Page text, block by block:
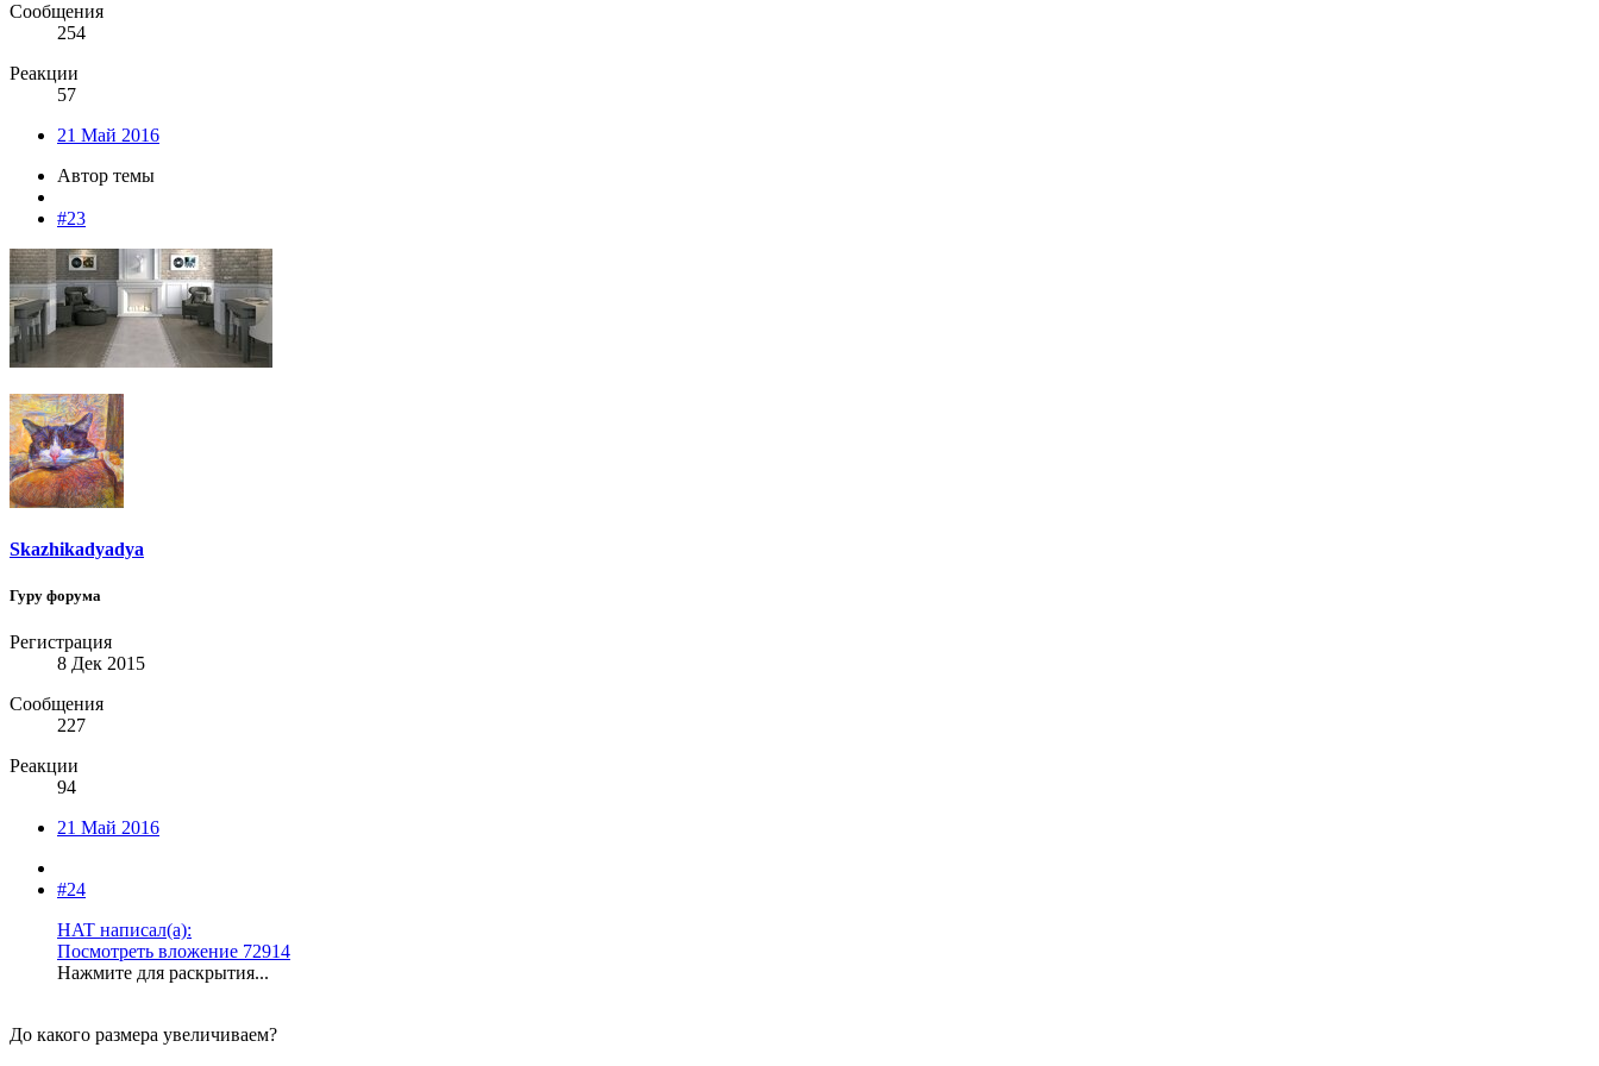
Сообщения
254
Реакции
57
21 Май 2016
Автор темы
#23
Skazhikadyadya
Гуру форума
Регистрация
8 Дек 2015
Сообщения
227
Реакции
94
21 Май 2016
#24
HAT написал(а):
Посмотреть вложение 72914
Нажмите для раскрытия...
До какого размера увеличиваем?